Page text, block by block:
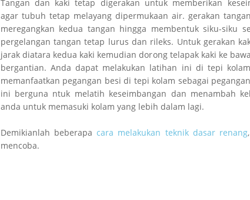
Tangan dan kaki tetap digerakan untuk memberikan
agar tubuh tetap melayang dipermukaan air. gerakan
meregangkan kedua tangan hingga membentuk siku-siku
pergelangan tangan tetap lurus dan rileks. Untuk gerakan
jarak diatara kedua kaki kemudian dorong telapak kaki ke
bergantian. Anda dapat melakukan latihan ini di tepi
memanfaatkan pegangan besi di tepi kolam sebagai
ini berguna ntuk melatih keseimbangan dan menambah
anda untuk memasuki kolam yang lebih dalam lagi.
Demikianlah beberapacara melakukan teknik dasar renang
mencoba.